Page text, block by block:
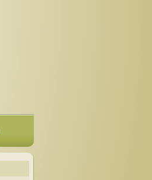
due to the observance of